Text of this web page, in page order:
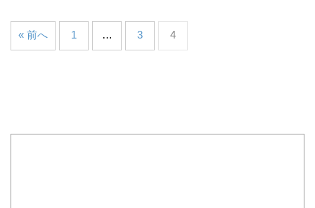
« 前へ 1 … 3 4